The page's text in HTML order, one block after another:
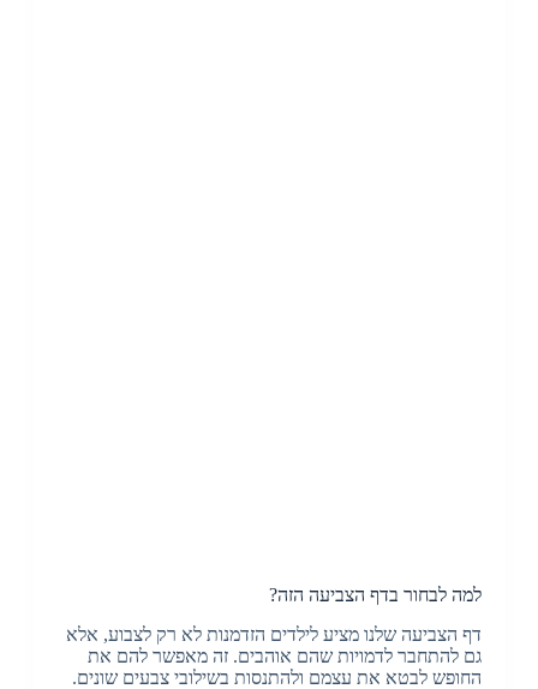
למה לבחור בדף הצביעה הזה?
דף הצביעה שלנו מציע לילדים הזדמנות לא רק לצבוע, אלא
גם להתחבר לדמויות שהם אוהבים. זה מאפשר להם את
החופש לבטא את עצמם ולהתנסות בשילובי צבעים שונים.